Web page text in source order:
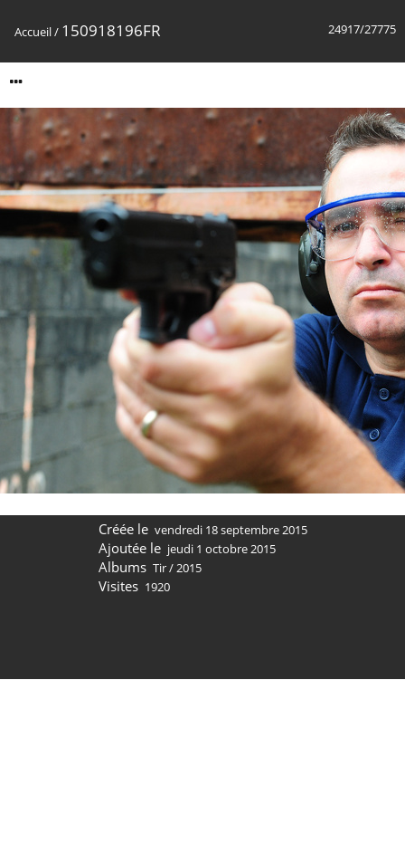
24917/27775
Accueil/ 150918196FR
Créée le vendredi 18 septembre 2015
Ajoutée le jeudi 1 octobre 2015
Albums Tir/2015
Visites 1920